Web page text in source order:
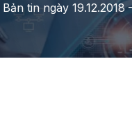
Bản tin ngày